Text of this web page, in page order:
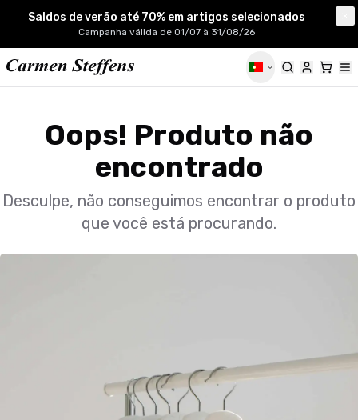
Carmen Steffens
Saldos de verão até 70% em artigos selecionados
Campanha válida de 01/07 à 31/08/26
Oops! Produto não
encontrado
Desculpe, não conseguimos encontrar o produto
que você está procurando.